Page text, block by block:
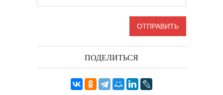
ПОДЕЛИТЬСЯ